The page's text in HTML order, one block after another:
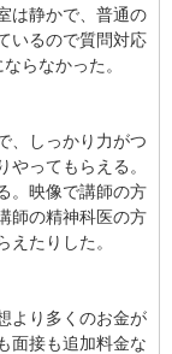
は静かで、普通の
いるので質問対応
らなかった。
、しっかり力がつ
やってもらえる。
。映像で講師の方
師の精神科医の方
たりした。
より多くのお金が
面接も追加料金な